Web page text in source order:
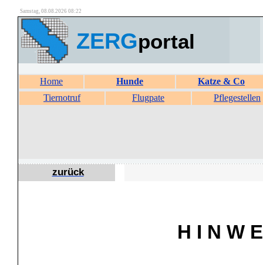
Samstag, 08.08.2026 08:22
ZERGportal
Home Hunde
Katze & Co
Tiernotruf
Flugpate Pflegestellen
zurück
H I N W